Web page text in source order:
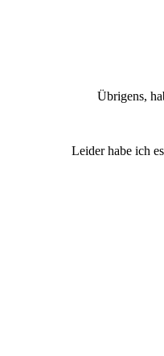
Übrigens,
Leider habe ich